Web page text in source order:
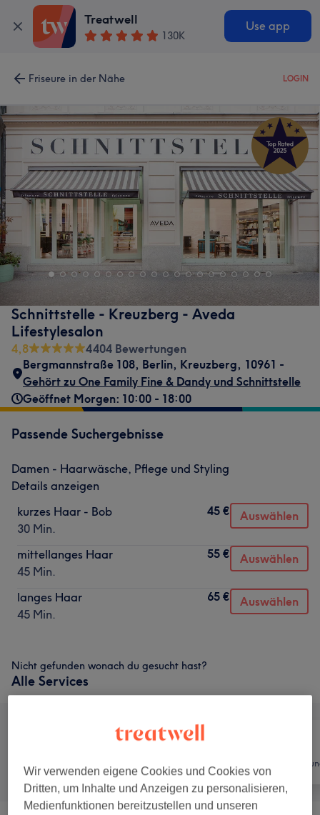
Treatwell
130K
Use app
Friseure in der Nähe LOGIN
Schnittstelle - Kreuzberg - Aveda
Lifestylesalon
4,8
4404 Bewertungen
Bergmannstraße 108, Berlin, Kreuzberg, 10961 -
Gehört zu One Family Fine & Dandy und Schnittstelle
Geöffnet Morgen: 10:00 - 18:00
Passende Suchergebnisse
Damen - Haarwäsche, Pflege und Styling
Details anzeigen
kurzes Haar - Bob
30 Min.
45 € Auswählen
mittellanges Haar
45 Min.
55 € Auswählen
langes Haar
45 Min.
65 € Auswählen
Nicht gefunden wonach du gesucht hast?
Alle Services
Wir verwenden eigene Cookies und Cookies von
Dritten, um Inhalte und Anzeigen zu personalisieren,
Medienfunktionen bereitzustellen und unseren